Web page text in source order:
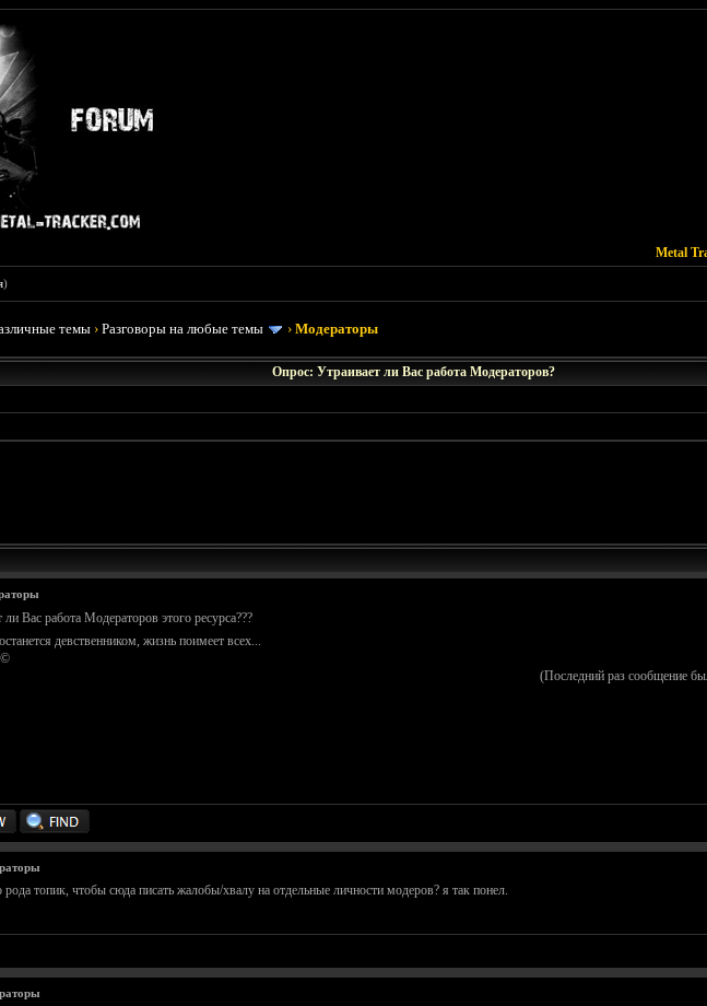
Metal
)
темы ›Разговоры на любые темы ›Модераторы
Опрос: Утраивает ли Вас работа Модераторов?
оценка: 4
ли Вас работа Модераторов этого ресурса???
девственником, жизнь поимеет всех...
©
(Последний раз сообщение
рода топик, чтобы сюда писать жалобы/хвалу на отдельные личности модеров? я так понел.